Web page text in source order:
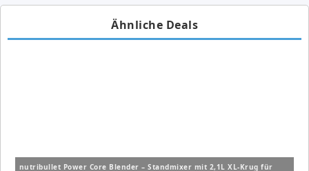
Ähnliche Deals
nutribullet Power Core Blender – Standmixer mit 2,1L XL-Krug für